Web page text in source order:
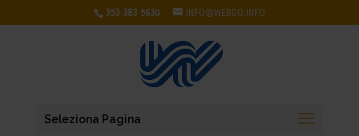
353 383 5630 INFO@WEBDO.INFO
Seleziona Pagina